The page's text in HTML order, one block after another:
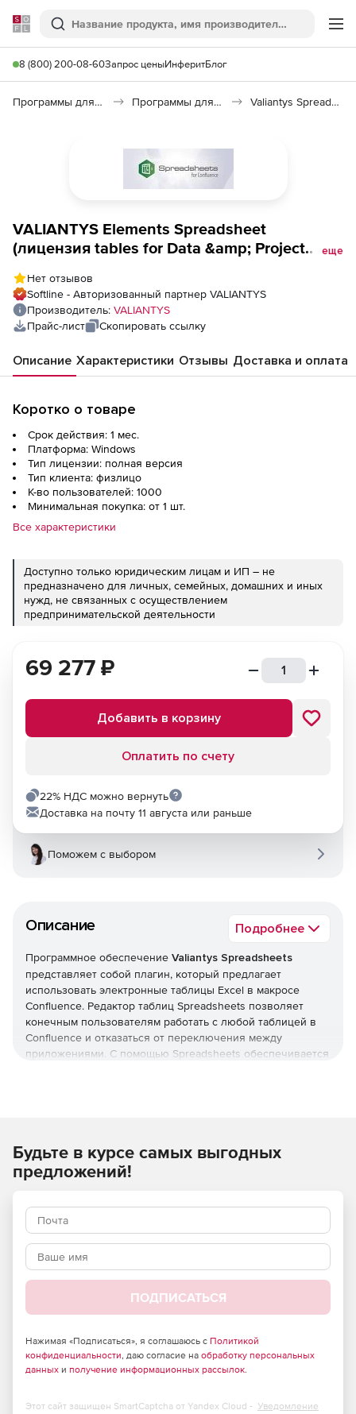
Softline
Поиск
8 (800) 200-08-60Запрос ценыИнферитБлог
Программы для программирования Программы для работы с базами данных Valiantys Spreadsheets
VALIANTYS Elements Spreadsheet
(лицензия tables for Data &amp; Project
еще
Нет отзывов
Softline - Авторизованный партнер VALIANTYS
Производитель: VALIANTYS
Прайс-лист
Скопировать ссылку
Описание Характеристики Отзывы Доставка и оплата
Коротко о товаре
Срок действия: 1 мес.
Платформа: Windows
Тип лицензии: полная версия
Тип клиента: физлицо
К-во пользователей: 1000
Минимальная покупка: от 1 шт.
Все характеристики
Доступно только юридическим лицам и ИП – не
предназначено для личных, семейных, домашних и иных
нужд, не связанных с осуществлением
предпринимательской деятельности
Описание Подробнее
Программное обеспечение Valiantys Spreadsheets
представляет собой плагин, который предлагает
использовать электронные таблицы Excel в макросе
Confluence. Редактор таблиц Spreadsheets позволяет
конечным пользователям работать с любой таблицей в
Confluence и отказаться от переключения между
приложениями. С помощью Spreadsheets обеспечивается
69 277 ₽
Добавить в корзину
Оплатить по счету
22% НДС можно вернуть
Доставка на почту 11 августа или раньше
Поможем с выбором
Будьте в курсе самых выгодных
предложений!
ПОДПИСАТЬСЯ
Нажимая «Подписаться», я соглашаюсь с Политикой
конфиденциальности, даю согласие на обработку персональных
данных и получение информационных рассылок.
Этот сайт защищен SmartCaptcha от Yandex Cloud - Уведомление